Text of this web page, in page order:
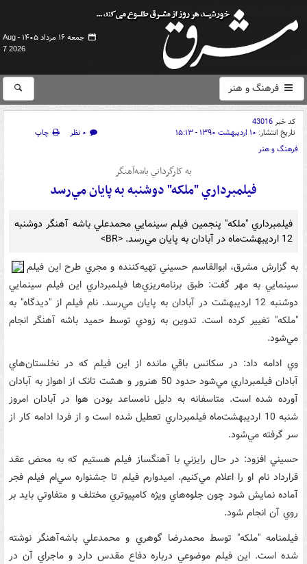
جمعه ۱۶ مرداد ۱۴۰۵ -
Aug
7 2026
فرهنگ و هنر
کد خبر43016
تاریخ انتشار: ۱۰ اردیبهشت ۱۳۹۰ - ۱۵:۱۳ ۰ نظر
چاپ
فرهنگ و هنر
به کارگرداني باشه‌آهنگر
فيلمبرداري "ملکه" دوشنبه به پايان مي‌رسد
فيلمبرداري "ملکه" پنجمين فيلم سينمايي محمدعلي باشه آهنگر دوشنبه
12 ارديبهشت‌ماه در آبادان به پايان مي‌رسد. <BR>
به گزارش مشرق، ابوالقاسم حسيني تهيه‌کننده و مجري طرح اين فيلم
سينمايي به مهر گفت: طبق برنامه‌ريزي‌ها فيلمبرداري اين فيلم سينمايي
دوشنبه 12 ارديبهشت در آبادان به پايان مي‌رسد. نام فيلم از "ديدگاه" به
"ملکه" تغيير کرده است. تدوين به زودي توسط حميد باشه آهنگر انجام
مي‌شود.
وي ادامه داد: در سکانس باقي مانده از اين فيلم که در نخلستان‌هاي
آبادان فيلمبرداري مي‌شود حدود 50 هنرور و هشت تانک از اهواز به آبادان
آورده شده است. متاسفانه به دليل نامساعد بودن هوا در آبادان امروز
شنبه 10 ارديبهشت‌ماه فيلمبرداري تعطيل شده است و از فردا ادامه کار از
سر گرفته مي‌شود.
حسيني افزود: در حال رايزني با آهنگساز فيلم هستيم که به محض عقد
قرارداد نام او را اعلام مي‌کنيم. اميدوارم فيلم تا جشنواره سي‌ام فيلم فجر
آماده نمايش شود چون جلوه‌هاي ويژه کامپيوتري مختلف و متفاوتي بايد بر
روي آن انجام شود.
فيلمنامه "ملکه" توسط محمدرضا گوهري و محمدعلي باشه‌آهنگر نوشته
شده است. اين فيلم موضوعي درباره دفاع مقدس دارد و ماجراي آن در